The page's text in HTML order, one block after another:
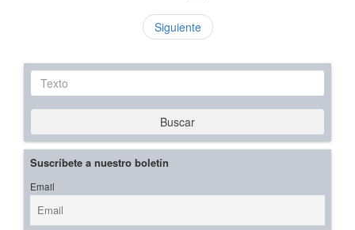
Siguiente
Texto
Buscar
Suscríbete a nuestro boletín
Email